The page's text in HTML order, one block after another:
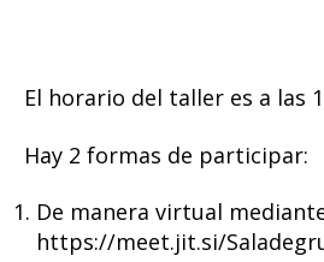
El horario del taller es a las
Hay 2 formas de participar:
De manera virtual
https://meet.jit.si/